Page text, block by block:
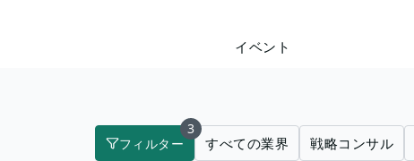
イベント
フィルター
3
すべての業界 戦略コンサル